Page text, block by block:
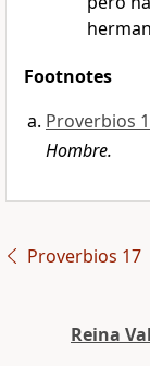
Footnotes
Proverbios
Hombre.
Proverbios 17
Reina